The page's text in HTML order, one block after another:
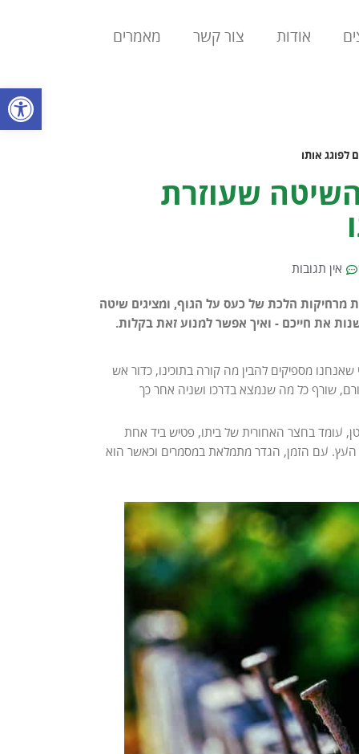
אודות צור קשר מאמרים
לפוגג אותו
שעוזרת
אין תגובות
הלכת של כעס על הגוף, ומציגים שיטה
את חייכם - ואיך אפשר למנוע זאת בקלות.
מספיקים להבין מה קורה בתוכינו, כדור אש
שורף כל מה שנמצא בדרכו ושניה אחר כך
עומד בחצר האחורית של ביתו, פטיש ביד אחת
העץ. עם הזמן, הגדר מתמלאת במסמרים וכאשר הוא
פתח